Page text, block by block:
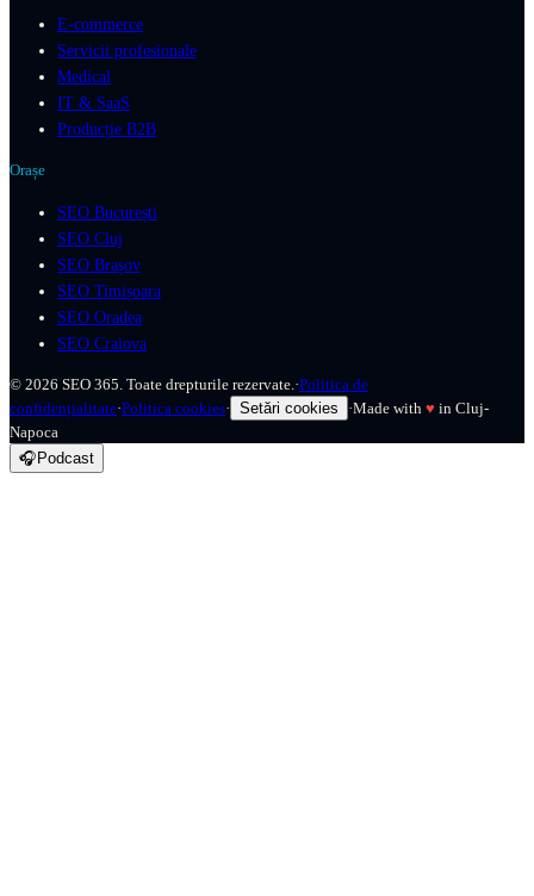
E-commerce
Servicii profesionale
Medical
IT & SaaS
Producție B2B
Orașe
SEO București
SEO Cluj
SEO Brașov
SEO Timișoara
SEO Oradea
SEO Craiova
© 2026 SEO 365. Toate drepturile rezervate. ·Politica de
confidențialitate·Politica cookies· Setări cookies ·Made with ♥ in Cluj-
Napoca
🎧 Podcast